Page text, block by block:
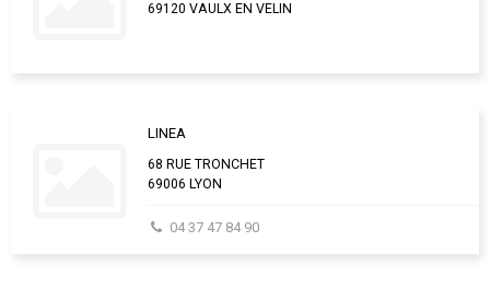
69120 VAULX EN VELIN
LINEA
68 RUE TRONCHET
69006 LYON
04 37 47 84 90